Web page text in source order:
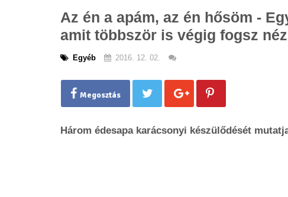
Az én a apám, az én hősöm -
amit többször is végig fogsz
Egyéb 2016. 12. 02.
Megosztás
Három édesapa karácsonyi készülődését